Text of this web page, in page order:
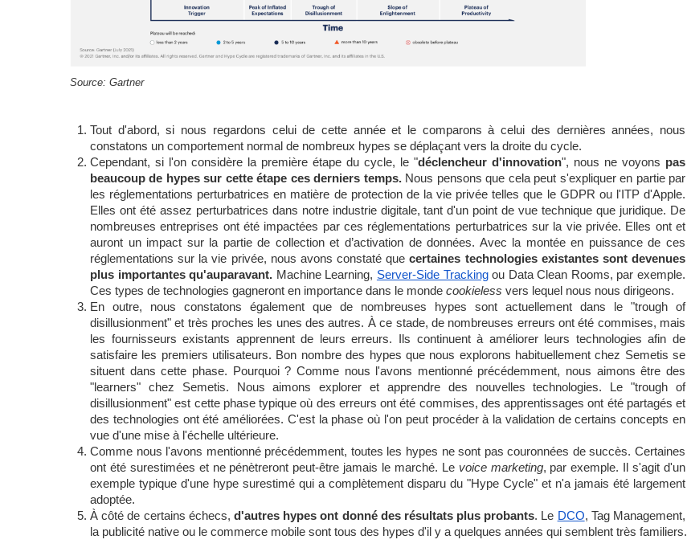
Source: Gartner
Tout d'abord, si nous regardons celui de cette année et le comparons à celui des dernières années, nous
constatons un comportement normal de nombreux hypes se déplaçant vers la droite du cycle.
Cependant, si l'on considère la première étape du cycle, le "déclencheur d'innovation", nous ne voyons pas
beaucoup de hypes sur cette étape ces derniers temps. Nous pensons que cela peut s'expliquer en partie par
les réglementations perturbatrices en matière de protection de la vie privée telles que le GDPR ou l'ITP d'Apple.
Elles ont été assez perturbatrices dans notre industrie digitale, tant d'un point de vue technique que juridique. De
nombreuses entreprises ont été impactées par ces réglementations perturbatrices sur la vie privée. Elles ont et
auront un impact sur la partie de collection et d’activation de données. Avec la montée en puissance de ces
réglementations sur la vie privée, nous avons constaté que certaines technologies existantes sont devenues
plus importantes qu'auparavant. Machine Learning, Server-Side Tracking ou Data Clean Rooms, par exemple.
Ces types de technologies gagneront en importance dans le monde cookieless vers lequel nous nous dirigeons.
En outre, nous constatons également que de nombreuses hypes sont actuellement dans le "trough of
disillusionment" et très proches les unes des autres. À ce stade, de nombreuses erreurs ont été commises, mais
les fournisseurs existants apprennent de leurs erreurs. Ils continuent à améliorer leurs technologies afin de
satisfaire les premiers utilisateurs. Bon nombre des hypes que nous explorons habituellement chez Semetis se
situent dans cette phase. Pourquoi ? Comme nous l'avons mentionné précédemment, nous aimons être des
"learners" chez Semetis. Nous aimons explorer et apprendre des nouvelles technologies. Le "trough of
disillusionment" est cette phase typique où des erreurs ont été commises, des apprentissages ont été partagés et
des technologies ont été améliorées. C'est la phase où l'on peut procéder à la validation de certains concepts en
vue d'une mise à l'échelle ultérieure.
Comme nous l'avons mentionné précédemment, toutes les hypes ne sont pas couronnées de succès. Certaines
ont été surestimées et ne pénètreront peut-être jamais le marché. Le voice marketing, par exemple. Il s'agit d'un
exemple typique d'une hype surestimé qui a complètement disparu du "Hype Cycle" et n'a jamais été largement
adoptée.
À côté de certains échecs, d'autres hypes ont donné des résultats plus probants. Le DCO, Tag Management,
la publicité native ou le commerce mobile sont tous des hypes d'il y a quelques années qui semblent très familiers.